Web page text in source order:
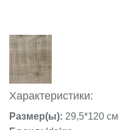
Характеристики:
Размер(ы): 29,5*120 см